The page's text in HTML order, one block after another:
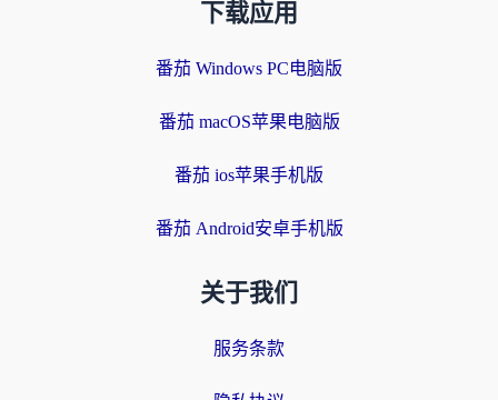
下载应用
番茄 Windows PC电脑版
番茄 macOS苹果电脑版
番茄 ios苹果手机版
番茄 Android安卓手机版
关于我们
服务条款